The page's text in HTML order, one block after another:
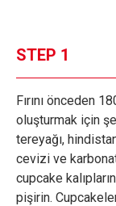
STEP 1
Fırını önceden
oluşturmak için
tereyağı,
cevizi ve
cupcake
pişirin.